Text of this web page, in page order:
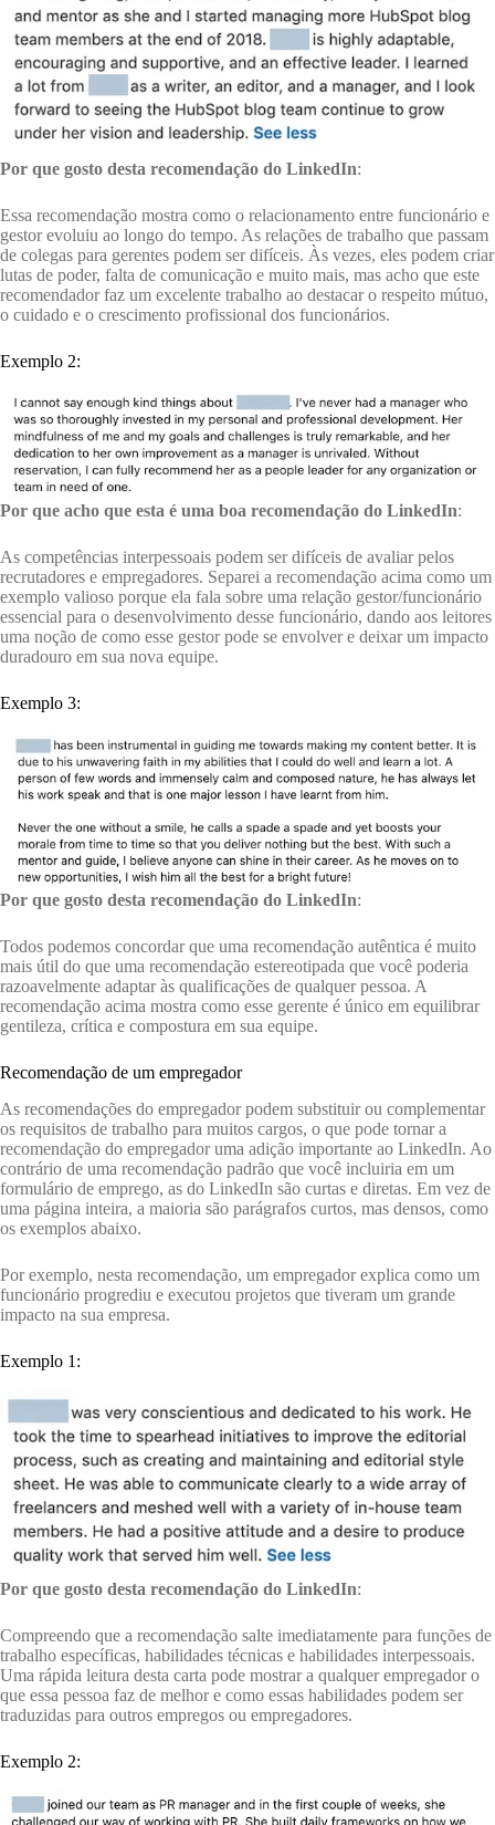
Por que gosto desta recomendação do LinkedIn:
Essa recomendação mostra como o relacionamento entre funcionário e
gestor evoluiu ao longo do tempo. As relações de trabalho que passam
de colegas para gerentes podem ser difíceis. Às vezes, eles podem criar
lutas de poder, falta de comunicação e muito mais, mas acho que este
recomendador faz um excelente trabalho ao destacar o respeito mútuo,
o cuidado e o crescimento profissional dos funcionários.
Exemplo 2:
Por que acho que esta é uma boa recomendação do LinkedIn:
As competências interpessoais podem ser difíceis de avaliar pelos
recrutadores e empregadores. Separei a recomendação acima como um
exemplo valioso porque ela fala sobre uma relação gestor/funcionário
essencial para o desenvolvimento desse funcionário, dando aos leitores
uma noção de como esse gestor pode se envolver e deixar um impacto
duradouro em sua nova equipe.
Exemplo 3:
Por que gosto desta recomendação do LinkedIn:
Todos podemos concordar que uma recomendação autêntica é muito
mais útil do que uma recomendação estereotipada que você poderia
razoavelmente adaptar às qualificações de qualquer pessoa. A
recomendação acima mostra como esse gerente é único em equilibrar
gentileza, crítica e compostura em sua equipe.
Recomendação de um empregador
As recomendações do empregador podem substituir ou complementar
os requisitos de trabalho para muitos cargos, o que pode tornar a
recomendação do empregador uma adição importante ao LinkedIn. Ao
contrário de uma recomendação padrão que você incluiria em um
formulário de emprego, as do LinkedIn são curtas e diretas. Em vez de
uma página inteira, a maioria são parágrafos curtos, mas densos, como
os exemplos abaixo.
Por exemplo, nesta recomendação, um empregador explica como um
funcionário progrediu e executou projetos que tiveram um grande
impacto na sua empresa.
Exemplo 1:
Por que gosto desta recomendação do LinkedIn:
Compreendo que a recomendação salte imediatamente para funções de
trabalho específicas, habilidades técnicas e habilidades interpessoais.
Uma rápida leitura desta carta pode mostrar a qualquer empregador o
que essa pessoa faz de melhor e como essas habilidades podem ser
traduzidas para outros empregos ou empregadores.
Exemplo 2: